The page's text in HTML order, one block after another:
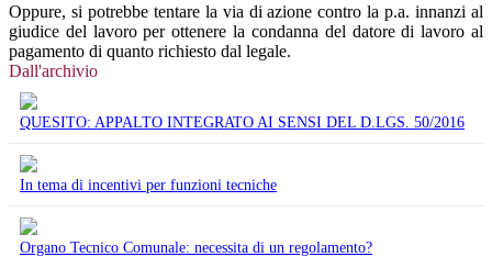
Oppure, si potrebbe tentare la via di azione contro la p.a. innanzi al
giudice del lavoro per ottenere la condanna del datore di lavoro al
pagamento di quanto richiesto dal legale.
Dall'archivio
QUESITO: APPALTO INTEGRATO AI SENSI DEL D.LGS. 50/2016
In tema di incentivi per funzioni tecniche
Organo Tecnico Comunale: necessita di un regolamento?